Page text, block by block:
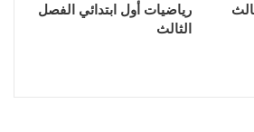
رياضيات أول ابتدائي الفصل
الثالث